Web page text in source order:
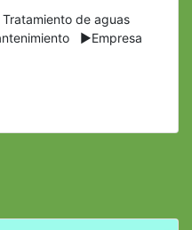
de aguas
►Empresa